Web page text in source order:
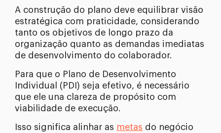
A construção do plano deve equilibrar visão
estratégica com praticidade, considerando
tanto os objetivos de longo prazo da
organização quanto as demandas imediatas
de desenvolvimento do colaborador.
Para que o Plano de Desenvolvimento
Individual (PDI) seja efetivo, é necessário
que ele una clareza de propósito com
viabilidade de execução.
Isso significa alinhar as metas do negócio